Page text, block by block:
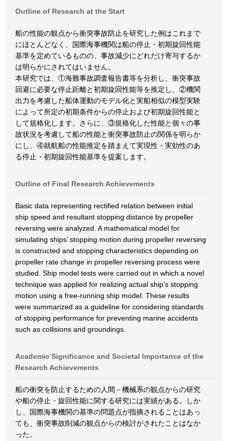
Outline of Research at the Start
船の性能の観点から衝突事故防止を研究した例はこれまで
にほとんどなく、国際海事機関は船の停止・初期旋回性能
基準を定めているものの、事故減少にどれだけ寄与するか
は明らかにされてはいません。
本研究では、①海難事故調査報告書等を分析し、衝突事故
回避に必要な停止距離と初期旋回性能等を推定し、②機関
出力を考慮した船体運動のモデル化と実船相似の模型実験
によって所定の初期条件からの停止および初期旋回性能と
して規格化します。さらに、③規格化した性能と個々の事
故状況を考慮して船の性能と衝突事故防止の関係を明らか
にし、④就航船の性能推定を踏まえて実現性・実効性のあ
る停止・初期旋回性能基準を提案します。
Outline of Final Research Achievements
Basic data representing rectified relation between initial
ship speed and resultant stopping distance by propeller
reversing were analyzed. A mathematical model for
simulating ships’ stopping motion during propeller reversing
is constructed and stopping characteristics depending on
propeller rate change in propeller reversing process were
studied. Ship model tests were carried out in which a novel
technique was applied for realizing actual ship’s stopping
motion using a free-running ship model. These results
were summarized as a guideline for considering standards
of stopping performance for preventing marine accidents
such as collisions and groundings.
Academic Significance and Societal Importance of the
Research Achievements
船の衝突を防止するための人間－機械系の観点からの研究
や船の停止・旋回性能に関する研究には実績がある。しか
し、国際海事機関の基準の問題点が指摘されることはあっ
ても、衝突事故削減の観点からの検討がされたことはなか
った。